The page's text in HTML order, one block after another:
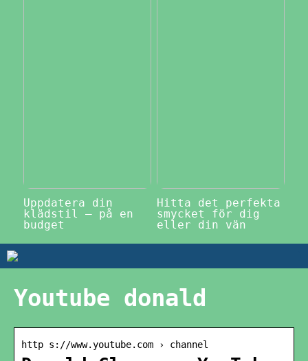
Uppdatera din
klädstil – på en
budget
Hitta det perfekta
smycket för dig
eller din vän
Youtube donald
http s://www.youtube.com › channel